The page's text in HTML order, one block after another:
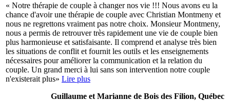
« Notre thérapie de couple à changer nos vie !!! Nous avons eu la
chance d'avoir une thérapie de couple avec Christian Montmeny et
nous ne regrettons vraiment pas notre choix. Monsieur Montmeny,
nous a permis de retrouver très rapidement une vie de couple bien
plus harmonieuse et satisfaisante. Il comprend et analyse très bien
les situations de conflit et fournit les outils et les enseignements
nécessaires pour améliorer la communication et la relation du
couple. Un grand merci à lui sans son intervention notre couple
n'existerait plus» Lire plus
Guillaume et Marianne de Bois des Filion, Québec